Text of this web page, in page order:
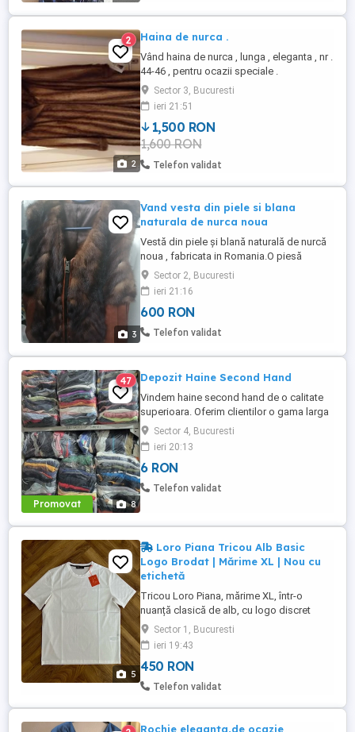
2
2 Haina de nurca .
Vând haina de nurca , lunga , eleganta , nr .
44-46 , pentru ocazii speciale .
Sector 3, Bucuresti
ieri 21:51
1,500 RON
1,600 RON
Telefon validat
3
Vand vesta din piele si blana
naturala de nurca noua
Vestă din piele și blană naturală de nurcă
noua , fabricata in Romania.O piesă
elegantă pentru a completa orice ținută cu
stil. Vand o vesta casual-eleganta primita
,dar imi este mica si de aceea o dau mai
departe.
Sector 2, Bucuresti
ieri 21:16
600 RON
Telefon validat
Promovat 8
47 Depozit Haine Second Hand
Vindem haine second hand de o calitate
superioara. Oferim clientilor o gama larga
de haine sortate, ambalate in saci
transparenti de 15-20 kg, in functie de
sortiment. In saci veti gasi doar haine
curate, fara miros neplacut - marfa se
vinde cu certificate de dezinfectie,
Sector 4, Bucuresti
ieri 20:13
6 RON
Telefon validat
5
Loro Piana Tricou Alb Basic
Logo Brodat | Mărime XL | Nou cu
etichetă
Tricou Loro Piana, mărime XL, într-o
nuanță clasică de alb, cu logo discret
brodat pe piept. Model premium, realizat
din bumbac de calitate, foarte confortabil
și ușor de purtat atât casual, cât și în
ținute elegante.
Sector 1, Bucuresti
ieri 19:43
450 RON
Telefon validat
Rochie eleganta,de ocazie